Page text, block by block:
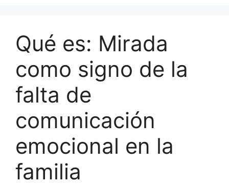
Qué es: Mirada
como signo de la
falta de
comunicación
emocional en la
familia